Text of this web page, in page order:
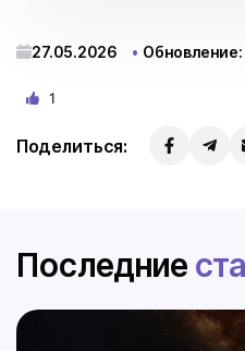
27.05.2026 Обновление:
1
Поделиться:
Последние